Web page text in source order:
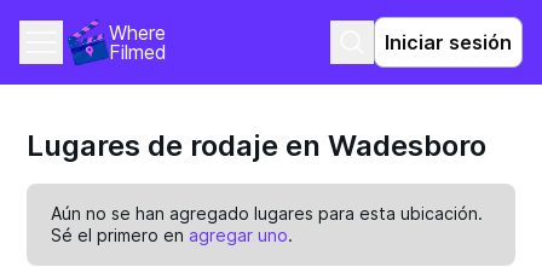
Where
Filmed
Iniciar sesión
Lugares de rodaje en Wadesboro
Aún no se han agregado lugares para esta ubicación.
Sé el primero enagregar uno.